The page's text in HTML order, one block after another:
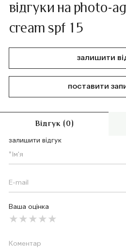
відгуки на photo-
cream spf 15
залишити
поставити
Відгук (0)
залишити відгук
Ваша оцінка